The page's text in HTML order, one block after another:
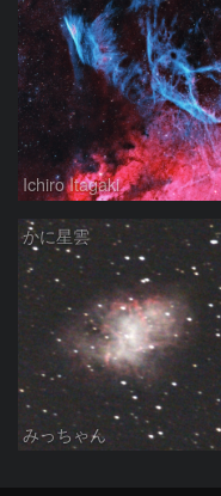
Ichiro Itagaki
かに星雲
みっちゃん